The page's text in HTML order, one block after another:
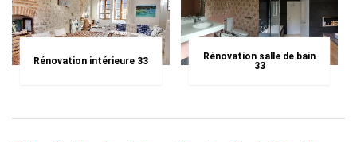
Rénovation intérieure 33
Rénovation salle de bain
33